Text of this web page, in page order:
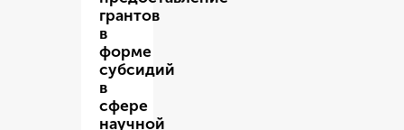
грантов
в
форме
субсидий
в
сфере
научной